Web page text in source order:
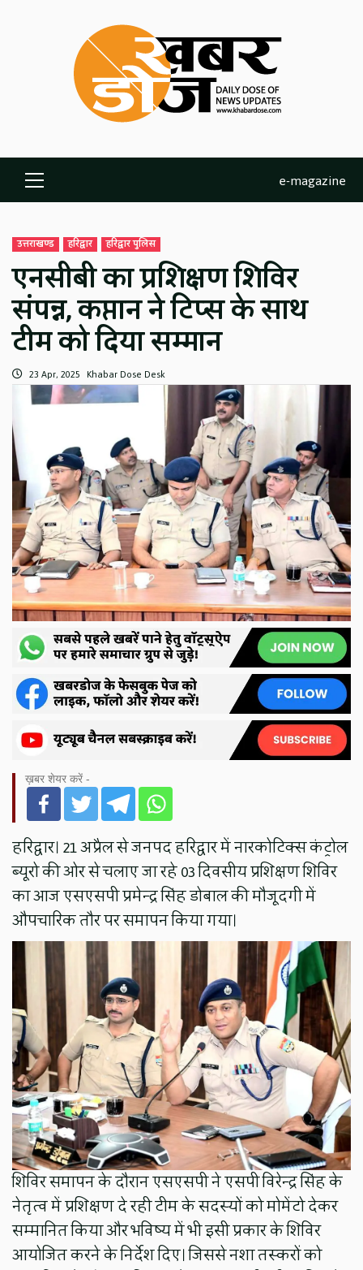
Primary
Menu
e-magazine
उत्तराखण्ड हरिद्वार हरिद्वार पुलिस
एनसीबी का प्रशिक्षण शिविर
संपन्न, कप्तान ने टिप्स के साथ
टीम को दिया सम्मान
23 Apr, 2025 Khabar Dose Desk
ख़बर शेयर करें -
हरिद्वार। 21 अप्रैल से जनपद हरिद्वार में नारकोटिक्स कंट्रोल
ब्यूरो की ओर से चलाए जा रहे 03 दिवसीय प्रशिक्षण शिविर
का आज एसएसपी प्रमेन्द्र सिंह डोबाल की मौजूदगी में
औपचारिक तौर पर समापन किया गया।
शिविर समापन के दौरान एसएसपी ने एसपी विरेन्द्र सिंह के
नेतृत्व में प्रशिक्षण दे रही टीम के सदस्यों को मोमेंटो देकर
सम्मानित किया और भविष्य में भी इसी प्रकार के शिविर
आयोजित करने के निर्देश दिए। जिससे नशा तस्करों को